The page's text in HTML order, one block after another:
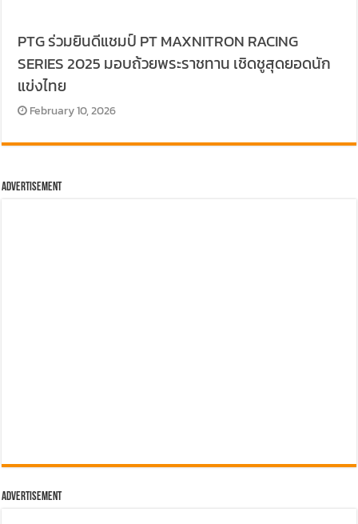
PTG ร่วมยินดีแชมป์ PT MAXNITRON RACING
SERIES 2025 มอบถ้วยพระราชทาน เชิดชูสุดยอดนัก
แข่งไทย
February 10, 2026
Advertisement
Advertisement